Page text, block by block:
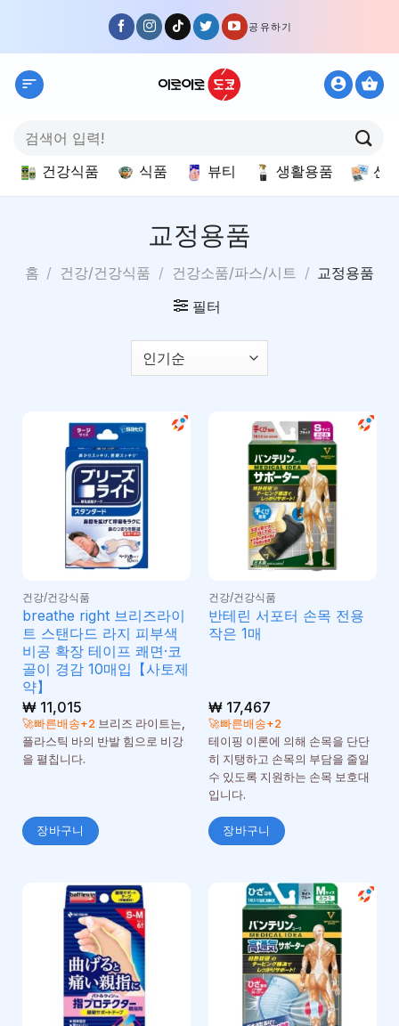
content
공유하기
색:
건강식품 식품 뷰티 생활용품 선
교정용품
홈 / 건강/건강식품 / 건강소품/파스/시트 / 교정용품
필터
건강/건강식품
breathe right 브리즈라이
트 스탠다드 라지 피부색
비공 확장 테이프 쾌면·코
골이 경감 10매입【사토제
약】
₩11,015
🚀빠른배송+2브리즈 라이트는,
플라스틱 바의 반발 힘으로 비강
을 펼칩니다.
장바구니
건강/건강식품
반테린 서포터 손목 전용
작은 1매
₩17,467
🚀빠른배송+2
테이핑 이론에 의해 손목을 단단
히 지탱하고 손목의 부담을 줄일
수 있도록 지원하는 손목 보호대
입니다.
장바구니